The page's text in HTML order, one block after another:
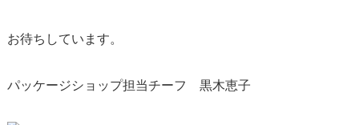
お待ちしています。
パッケージショップ担当チーフ 黒木恵子